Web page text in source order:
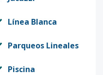
Línea Blanca
Parqueos Lineales
Piscina